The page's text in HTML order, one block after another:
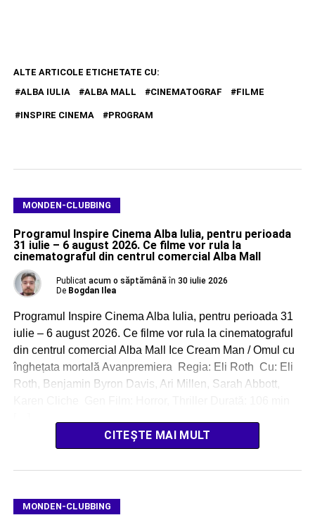
ALTE ARTICOLE ETICHETATE CU:
ALBA IULIA
ALBA MALL CINEMATOGRAF FILME
INSPIRE CINEMA PROGRAM
MONDEN-CLUBBING
Programul Inspire Cinema Alba Iulia, pentru perioada
31 iulie – 6 august 2026. Ce filme vor rula la
cinematograful din centrul comercial Alba Mall
Publicat acum o săptămână în 30 iulie 2026
De Bogdan Ilea
Programul Inspire Cinema Alba Iulia, pentru perioada 31
iulie – 6 august 2026. Ce filme vor rula la cinematograful
din centrul comercial Alba Mall Ice Cream Man / Omul cu
înghețata mortală Avanpremiera Regia: Eli Roth Cu: Eli
Roth, Benjamin Byron Davis, Ari Millen, Sarah Abbott,
CITEȘTE MAI MULT
MONDEN-CLUBBING